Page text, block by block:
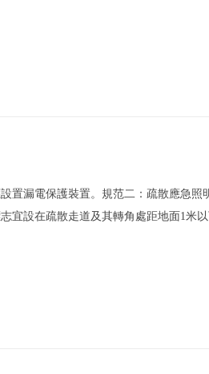
置漏電保護裝置。規范二：疏散應急照
宜設在疏散走道及其轉角處距地面1米